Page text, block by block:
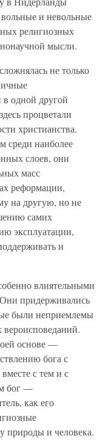
и невольные
религиозных
мысли.
не только
одной другой
процветали
христианства.
среди наиболее
слоев, они
масс
реформации,
на другую, но не
самих
эксплуатации,
и
влиятельными
придерживались
были неприемлемы
основе —
бога с
с тем и с
бог —
как его
природы и человека.